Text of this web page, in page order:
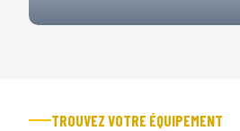
TROUVEZ VOTRE ÉQUIPEMENT